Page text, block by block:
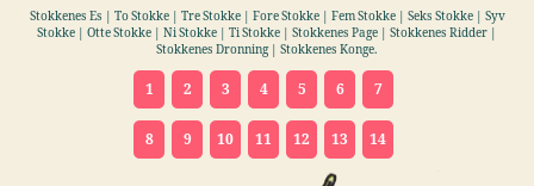
Stokkenes Es | To Stokke | Tre Stokke | Fore Stokke | Fem Stokke | Seks Stokke | Syv
Stokke | Otte Stokke | Ni Stokke | Ti Stokke | Stokkenes Page | Stokkenes Ridder |
Stokkenes Dronning | Stokkenes Konge.
1 2 3 4 5 6 7
8 9 10 11 12 13 14